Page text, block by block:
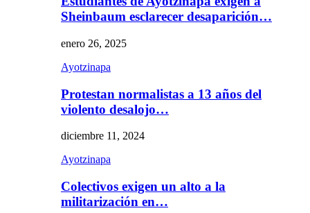
Sheinbaum esclarecer desaparición…
enero 26, 2025
Ayotzinapa
Protestan normalistas a 13 años del
violento desalojo…
diciembre 11, 2024
Ayotzinapa
Colectivos exigen un alto a la
militarización en…